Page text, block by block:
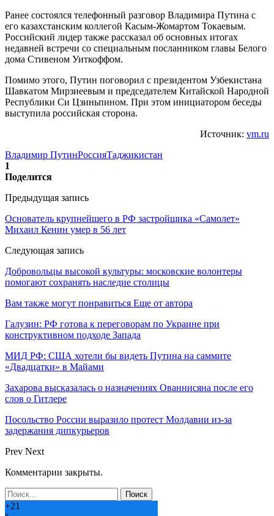
Ранее состоялся телефонный разговор Владимира Путина с
его казахстанским коллегой Касым-Жомартом Токаевым.
Российский лидер также рассказал об основных итогах
недавней встречи со специальным посланником главы Белого
дома Стивеном Уиткоффом.
Помимо этого, Путин поговорил с президентом Узбекистана
Шавкатом Мирзиеевым и председателем Китайской Народной
Республики Си Цзиньпином. При этом инициатором беседы
выступила российская сторона.
Источник: vm.ru
Владимир ПутинРоссияТаджикистан
1
Поделится
Предыдущая запись
Основатель крупнейшего в РФ застройщика «Самолет»
Михаил Кенин умер в 56 лет
Следующая запись
Добровольцы высокой культуры: московские волонтеры
помогают сохранять наследие столицы
Вам также могут понравиться Еще от автора
Галузин: РФ готова к переговорам по Украине при
конструктивном подходе Запада
МИД РФ: США хотели бы видеть Путина на саммите
«Двадцатки» в Майами
Захарова высказалась о назначениях Ованнисяна после его
слов о Гитлере
Посольство России выразило протест Молдавии из-за
задержания дипкурьеров
Prev Next
Комментарии закрыты.
+21